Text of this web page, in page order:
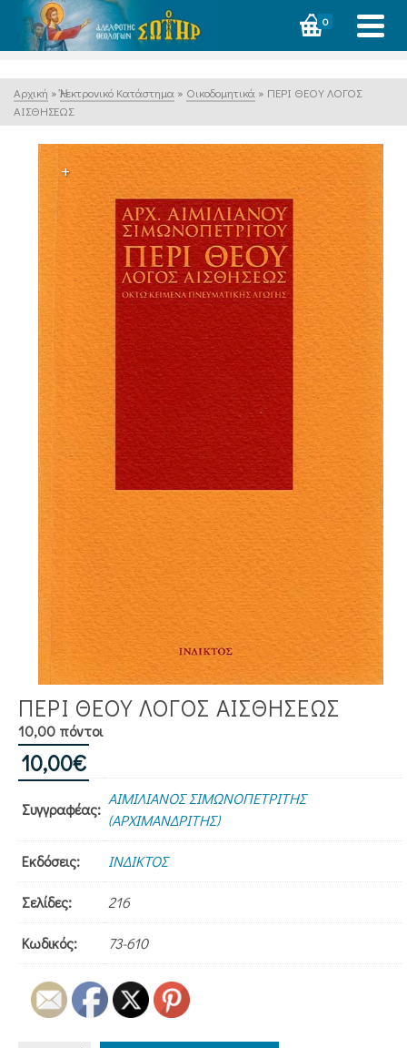
0
Αρχική » Ἠλεκτρονικό Κατάστημα » Οικοδομητικά » ΠΕΡΙ ΘΕΟΥ ΛΟΓΟΣ
ΑΙΣΘΗΣΕΩΣ
ΠΕΡΙ ΘΕΟΥ ΛΟΓΟΣ ΑΙΣΘΗΣΕΩΣ
10,00 πόντοι
10,00€
Συγγραφέας:
ΑΙΜΙΛΙΑΝΟΣ ΣΙΜΩΝΟΠΕΤΡΙΤΗΣ
(ΑΡΧΙΜΑΝΔΡΙΤΗΣ)
Εκδόσεις: ΙΝΔΙΚΤΟΣ
Σελίδες: 216
Κωδικός: 73-610